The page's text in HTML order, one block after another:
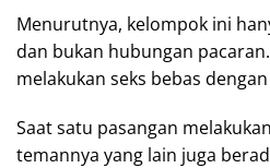
Menurutnya, kelompok ini
dan bukan hubungan
melakukan seks bebas
Saat satu pasangan
temannya yang lain juga